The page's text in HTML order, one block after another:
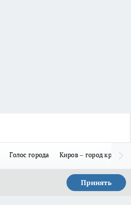
Голос города Киров – город
Принять